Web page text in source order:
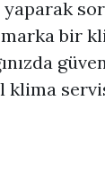
bir
klima